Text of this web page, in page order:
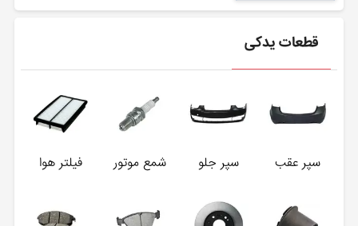
قطعات یدکی
سپر عقب سپر جلو شمع موتور فیلتر هوا